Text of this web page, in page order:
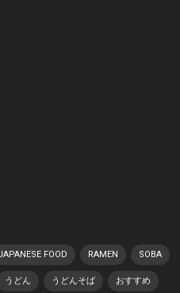
FOOD RAMEN SOBA
うどん うどんそば おすすめ